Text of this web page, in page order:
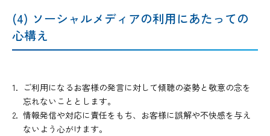
(4) ソーシャルメディアの利用にあたっての
心構え
ご利用になるお客様の発言に対して傾聴の姿勢と敬意の念を
忘れないこととします。
情報発信や対応に責任をもち、お客様に誤解や不快感を与え
ないよう心がけます。